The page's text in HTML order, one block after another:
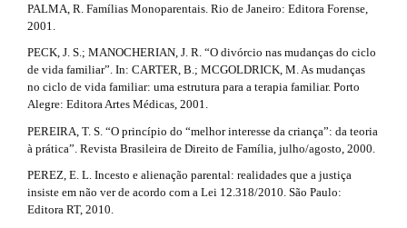
PALMA, R. Famílias Monoparentais. Rio de Janeiro: Editora Forense,
2001.
PECK, J. S.; MANOCHERIAN, J. R. “O divórcio nas mudanças do ciclo
de vida familiar”. In: CARTER, B.; MCGOLDRICK, M. As mudanças
no ciclo de vida familiar: uma estrutura para a terapia familiar. Porto
Alegre: Editora Artes Médicas, 2001.
PEREIRA, T. S. “O princípio do “melhor interesse da criança”: da teoria
à prática”. Revista Brasileira de Direito de Família, julho/agosto, 2000.
PEREZ, E. L. Incesto e alienação parental: realidades que a justiça
insiste em não ver de acordo com a Lei 12.318/2010. São Paulo:
Editora RT, 2010.